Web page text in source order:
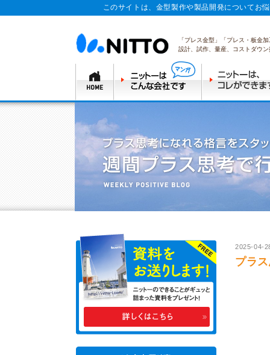
このサイトは、金型製作や製品開発についてお
「プレス金型」「プレス・板金
設計、試作、量産、コストダウ
2025-04-
プラ